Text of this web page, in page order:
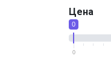
Цена
0
0